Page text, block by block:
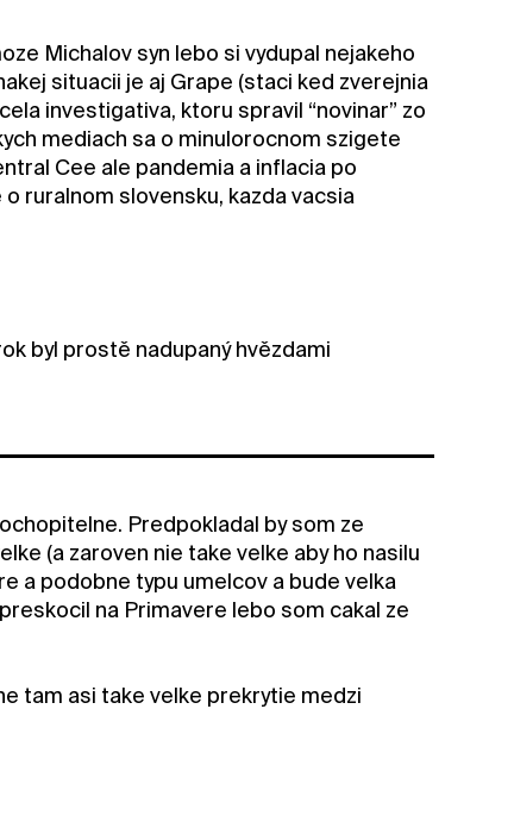
Michalov syn lebo si vydupal nejakeho
situacii je aj Grape (staci ked zverejnia
investigativa, ktoru spravil “novinar” zo
mediach sa o minulorocnom szigete
Cee ale pandemia a inflacia po
ruralnom slovensku, kazda vacsia
byl prostě nadupaný hvězdami
Predpokladal by som ze
(a zaroven nie take velke aby ho nasilu
a podobne typu umelcov a bude velka
na Primavere lebo som cakal ze
tam asi take velke prekrytie medzi